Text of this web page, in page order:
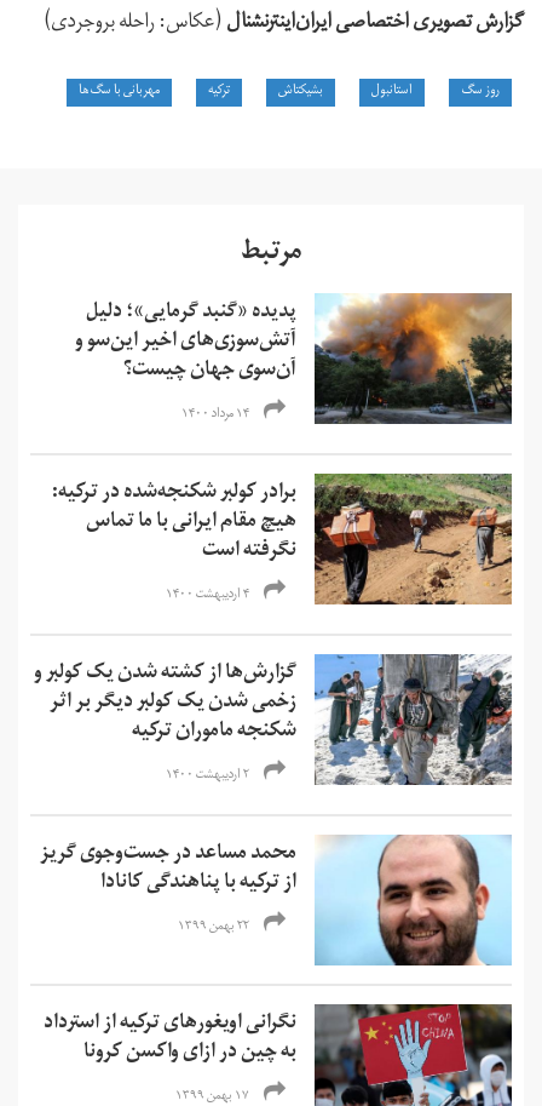
گزارش تصویری اختصاصی ایران‌اینترنشنال(عکاس: راحله بروجردی)
روز سگ استانبول بشیکتاش ترکیه مهربانی با سگ‌ها
مرتبط
پدیده «گنبد گرمایی»؛ دلیل
آتش‌سوزی‌های اخیر این‌سو و
آن‌سوی جهان چیست؟
۱۴ مرداد ۱۴۰۰
برادر کولبر شکنجه‌شده در ترکیه:
هیچ مقام ایرانی با ما تماس
نگرفته است
۴ اردیبهشت ۱۴۰۰
گزارش‌ها از کشته شدن یک کولبر و
زخمی شدن یک کولبر دیگر بر اثر
شکنجه ماموران ترکیه
۲ اردیبهشت ۱۴۰۰
محمد مساعد در جست‌وجوی گریز
از ترکیه با پناهندگی کانادا
۲۲ بهمن ۱۳۹۹
نگرانی اویغورهای ترکیه از استرداد
به چین در ازای واکسن کرونا
۱۷ بهمن ۱۳۹۹